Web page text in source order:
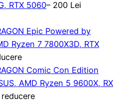
RTX 5060– 200 Lei
Epic Powered by
Ryzen 7 7800X3D, RTX
Comic Con Edition
AMD Ryzen 5 9600X, RX